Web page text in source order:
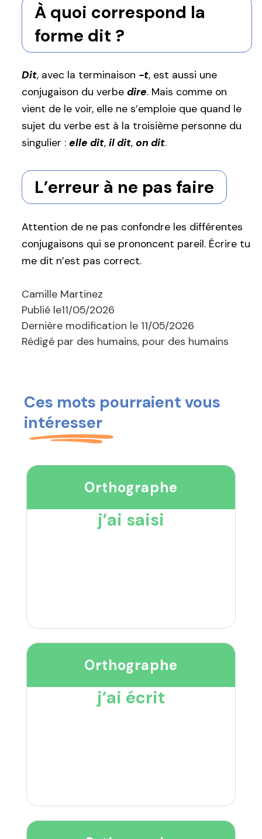
À quoi correspond la
forme dit ?
Dit, avec la terminaison -t, est aussi une
conjugaison du verbe dire. Mais comme on
vient de le voir, elle ne s’emploie que quand le
sujet du verbe est à la troisième personne du
singulier : elle dit, il dit, on dit.
L’erreur à ne pas faire
Attention de ne pas confondre les différentes
conjugaisons qui se prononcent pareil. Écrire tu
me dit n’est pas correct.
Camille Martinez
Publié le11/05/2026
Dernière modification le 11/05/2026
Rédigé par des humains, pour des humains
Ces mots pourraient vous
intéresser
Orthographe
j’ai saisi
Orthographe
j’ai écrit